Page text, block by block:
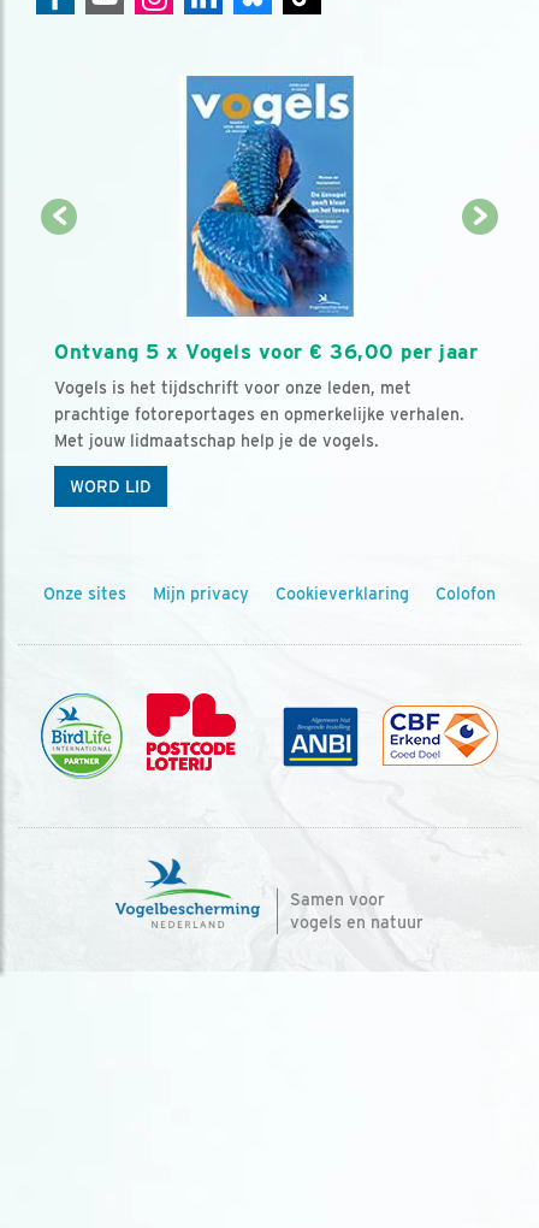
Ontvang 5 x Vogels voor € 36,00 per jaar
Vogels is het tijdschrift voor onze leden, met
prachtige fotoreportages en opmerkelijke verhalen.
Met jouw lidmaatschap help je de vogels.
WORD LID
Onze sites Mijn privacy Cookieverklaring Colofon
Samen voor
vogels en natuur